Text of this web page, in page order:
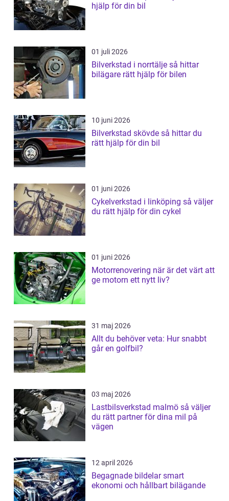
hjälp för din bil
01 juli 2026
Bilverkstad i norrtälje så hittar
bilägare rätt hjälp för bilen
10 juni 2026
Bilverkstad skövde så hittar du
rätt hjälp för din bil
01 juni 2026
Cykelverkstad i linköping så väljer
du rätt hjälp för din cykel
01 juni 2026
Motorrenovering när är det värt att
ge motorn ett nytt liv?
31 maj 2026
Allt du behöver veta: Hur snabbt
går en golfbil?
03 maj 2026
Lastbilsverkstad malmö så väljer
du rätt partner för dina mil på
vägen
12 april 2026
Begagnade bildelar smart
ekonomi och hållbart bilägande